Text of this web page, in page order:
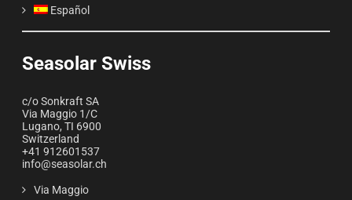
Español
Seasolar Swiss
c/o Sonkraft SA
Via Maggio 1/C
Lugano,TI 6900
Switzerland
+41 912601537
info@seasolar.ch
Via Maggio